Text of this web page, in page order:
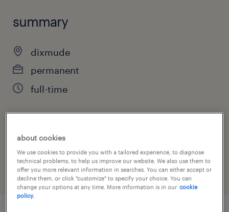
summary
dixmude
permanent
full-time
job category
warehousing & distribution
about cookies
We use cookies to provide you with a tailored experience, to diagnose
technical problems, to help us improve our website. We also use them to
offer you more relevant information in searches. You can either accept or
decline them, or click "customize" to specify your choice. You can
change your options at any time. More information is in our cookie
policy.